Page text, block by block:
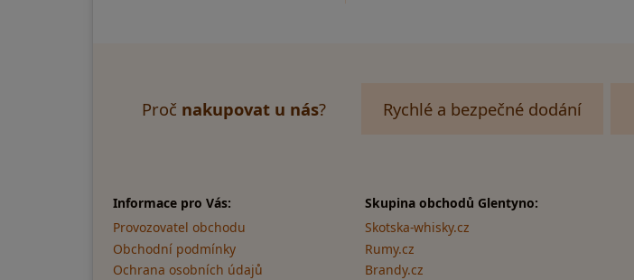
Proč nakupovat u nás? Rychlé a bezpečné dodání
Informace pro Vás:
Provozovatel obchodu
Obchodní podmínky
Ochrana osobních údajů
Skupina obchodů Glentyno:
Skotska-whisky.cz
Rumy.cz
Brandy.cz